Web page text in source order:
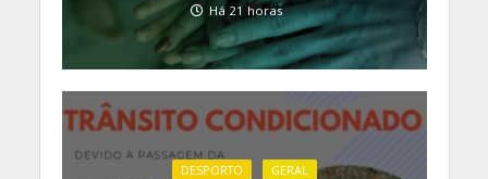
Há 21 horas
DESPORTO GERAL